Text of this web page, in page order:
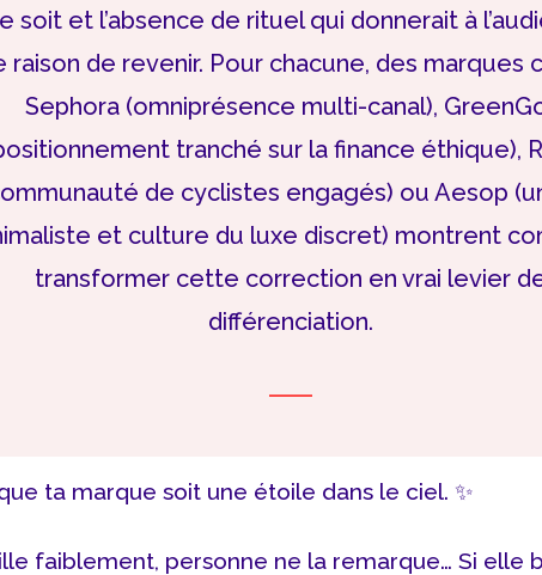
soit et l’absence de rituel qui donnerait à
raison de revenir. Pour chacune, des marques
Sephora (omniprésence multi-canal),
tranché sur la finance éthique),
de cyclistes engagés) ou Aesop
et culture du luxe discret) montrent
transformer cette correction en vrai levier
différenciation.
ta marque soit une étoile dans le ciel. ✨
faiblement, personne ne la remarque… Si elle